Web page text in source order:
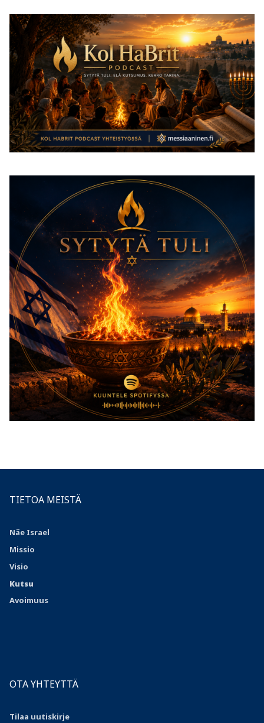
TIETOA MEISTÄ
Näe Israel
Missio
Visio
Kutsu
Avoimuus
OTA YHTEYTTÄ
Tilaa uutiskirje